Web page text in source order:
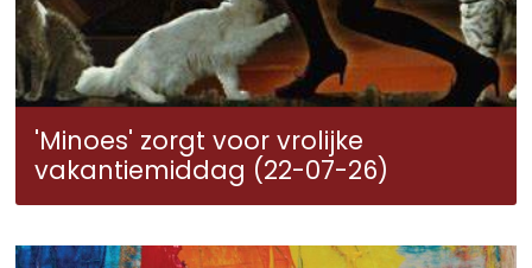
'Minoes' zorgt voor vrolijke
vakantiemiddag (22-07-26)